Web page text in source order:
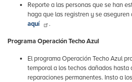
Reporte a las personas que se han
haga que las registren y se
aquí
.
Programa Operación Techo Azul
El programa Operación Techo Azul
temporal a los techos dañados hasta
reparaciones permanentes. Insto a